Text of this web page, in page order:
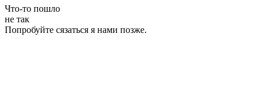
Что-то пошло
не так
Попробуйте сязаться я нами позже.